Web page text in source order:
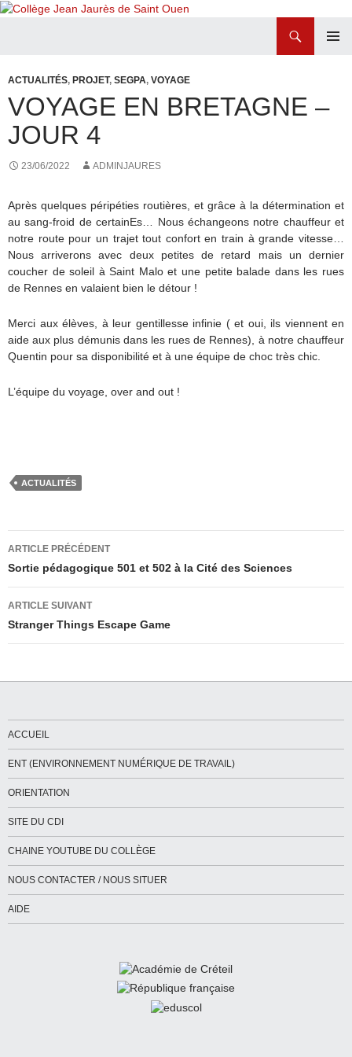
CONTENU
ACTUALITÉS, PROJET, SEGPA, VOYAGE
VOYAGE EN BRETAGNE –
JOUR 4
23/06/2022 ADMINJAURES
Après quelques péripéties routières, et grâce à la détermination et
au sang-froid de certainEs… Nous échangeons notre chauffeur et
notre route pour un trajet tout confort en train à grande vitesse…
Nous arriverons avec deux petites de retard mais un dernier
coucher de soleil à Saint Malo et une petite balade dans les rues
de Rennes en valaient bien le détour !
Merci aux élèves, à leur gentillesse infinie ( et oui, ils viennent en
aide aux plus démunis dans les rues de Rennes), à notre chauffeur
Quentin pour sa disponibilité et à une équipe de choc très chic.
L’équipe du voyage, over and out !
ACTUALITÉS
Navigation
des
articles
ARTICLE PRÉCÉDENT
Sortie pédagogique 501 et 502 à la Cité des Sciences
ARTICLE SUIVANT
Stranger Things Escape Game
ACCUEIL
ENT (ENVIRONNEMENT NUMÉRIQUE DE TRAVAIL)
ORIENTATION
SITE DU CDI
CHAINE YOUTUBE DU COLLÈGE
NOUS CONTACTER / NOUS SITUER
AIDE